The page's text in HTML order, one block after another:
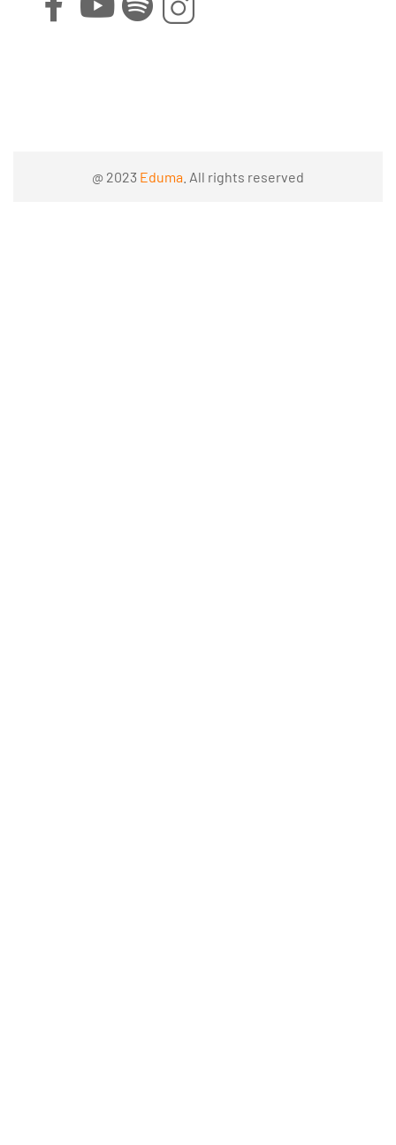
@ 2023 Eduma . All rights reserved